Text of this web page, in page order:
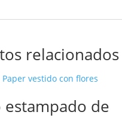
relacionados
estampado de